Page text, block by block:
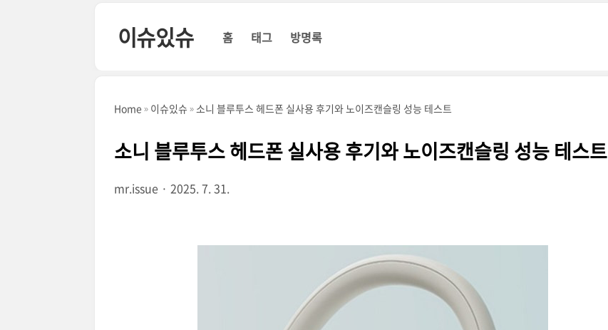
이슈있슈 홈 태그 방명록
Home 이슈있슈 소니 블루투스 헤드폰 실사용 후기와 노이즈캔슬링 성능 테스트
소니 블루투스 헤드폰 실사용 후기와 노이즈캔슬링 성능 테스트
mr.issue 2025. 7. 31.